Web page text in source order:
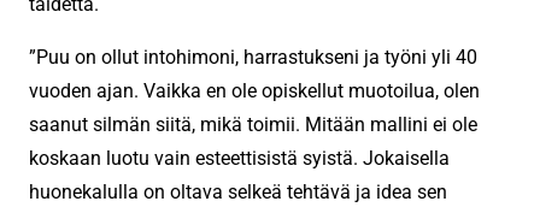
”Puu on ollut intohimoni, harrastukseni ja työni yli 40
vuoden ajan. Vaikka en ole opiskellut muotoilua, olen
saanut silmän siitä, mikä toimii. Mitään mallini ei ole
koskaan luotu vain esteettisistä syistä. Jokaisella
huonekalulla on oltava selkeä tehtävä ja idea sen